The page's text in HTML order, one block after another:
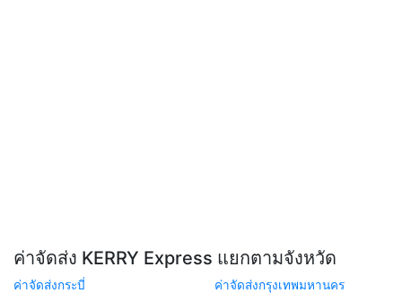
ค่าจัดส่ง KERRY Express แยกตามจังหวัด
ค่าจัดส่งกระบี่
ค่าจัดส่งกรุงเทพมหานคร